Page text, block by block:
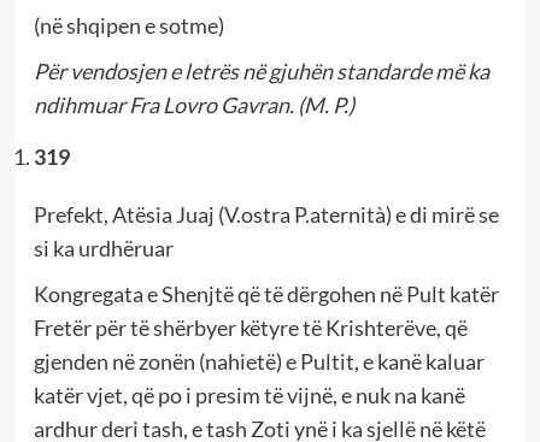
(në shqipen e sotme)
Për vendosjen e letrës në gjuhën standarde më ka
ndihmuar Fra Lovro Gavran. (M. P.)
319
Prefekt, Atësia Juaj (V.ostra P.aternità) e di mirë se
si ka urdhëruar
Kongregata e Shenjtë që të dërgohen në Pult katër
Fretër për të shërbyer këtyre të Krishterëve, që
gjenden në zonën (nahietë) e Pultit, e kanë kaluar
katër vjet, që po i presim të vijnë, e nuk na kanë
ardhur deri tash, e tash Zoti ynë i ka sjellë në këtë